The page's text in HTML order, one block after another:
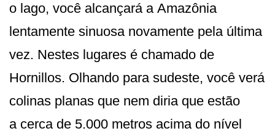
o lago, você alcançará a Amazônia
lentamente sinuosa novamente pela última
vez. Nestes lugares é chamado de
Hornillos. Olhando para sudeste, você verá
colinas planas que nem diria que estão
a cerca de 5.000 metros acima do nível